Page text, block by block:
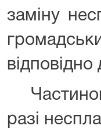
заміну
відповідно
Частиною
разі